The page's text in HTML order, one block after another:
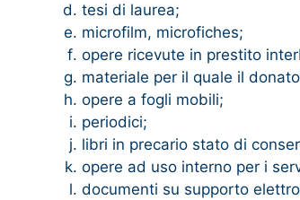
tesi di laurea;
microfilm, microfiches;
opere ricevute in prestito
materiale per il quale il
opere a fogli mobili;
periodici;
libri in precario stato di
opere ad uso interno per i
documenti su supporto